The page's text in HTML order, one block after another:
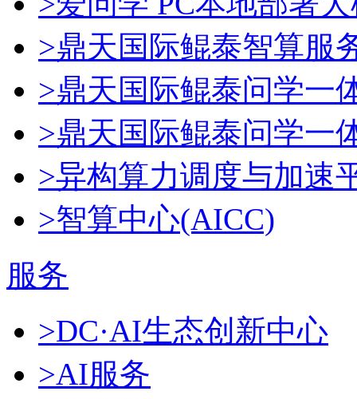
>鼎天国际鲲泰智算服
>鼎天国际鲲泰问学一
>鼎天国际鲲泰问学一
>异构算力调度与加速
>智算中心(AICC)
服务
>DC·AI生态创新中心
>AI服务